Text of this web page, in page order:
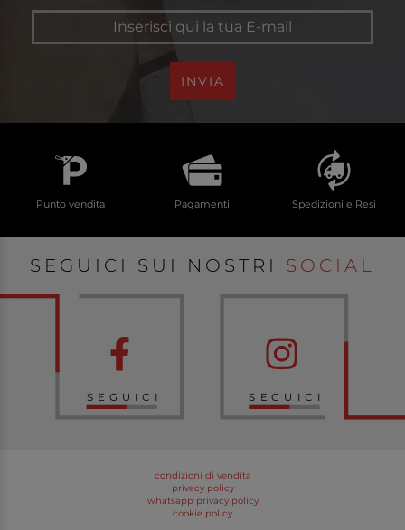
INVIA
Punto vendita Pagamenti Spedizioni e Resi
SEGUICI SUI NOSTRI SOCIAL
SEGUICI SEGUICI
condizioni di vendita
privacy policy
whatsapp privacy policy
cookie policy